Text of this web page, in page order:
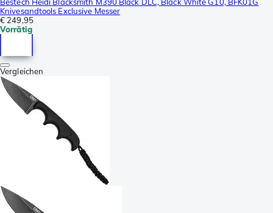
Knivesandtools Exclusive Messer
€ 249,95
Vorrätig
Vergleichen